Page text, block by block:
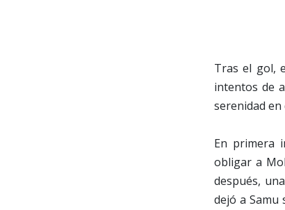
Tras el gol,
intentos de
serenidad
En primera
obligar a
después,
dejó a Samu